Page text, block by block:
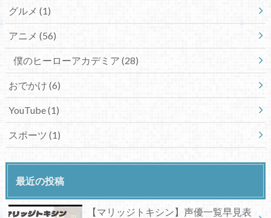
グルメ (1)
アニメ (56)
僕のヒーローアカデミア (28)
おでかけ (6)
YouTube(1)
スポーツ (1)
最近の投稿
【マリッジトキシン】声優一覧早見表